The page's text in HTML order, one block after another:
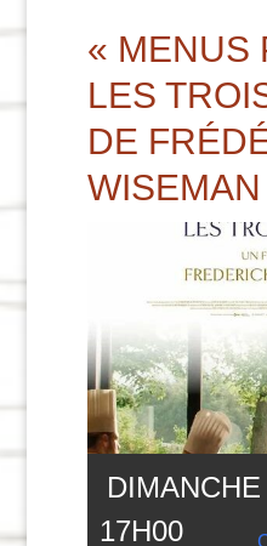
« MENUS
LES
DE
WISEMAN
17H00